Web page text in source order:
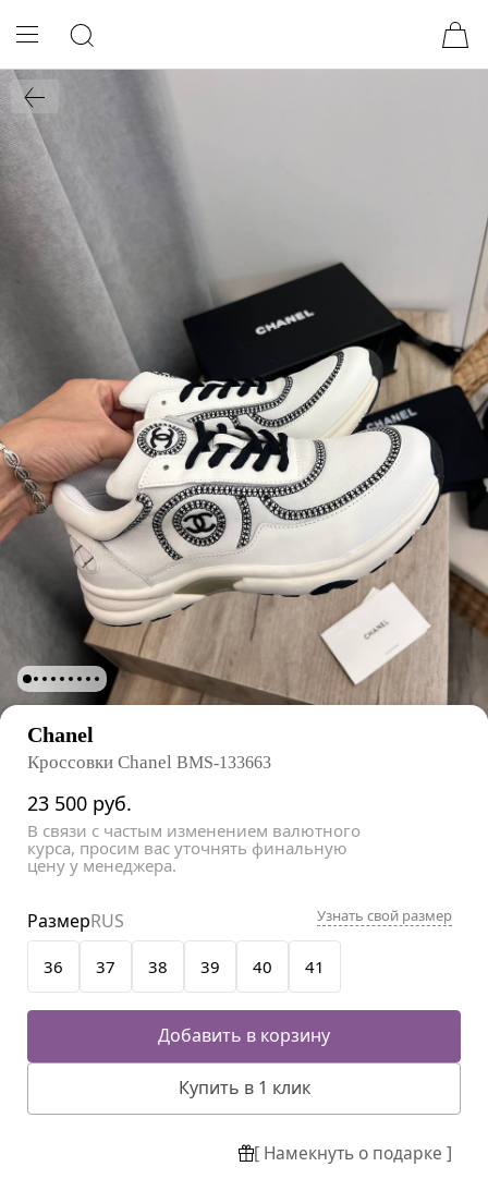
Chanel
Кроссовки Chanel BMS-133663
23 500 руб.
В связи с частым изменением валютного
курса, просим вас уточнять финальную
цену у менеджера.
36 37 38 39 40 41
РазмерRUS Узнать свой размер
Добавить в корзину
Купить в 1 клик
[ Намекнуть о подарке ]